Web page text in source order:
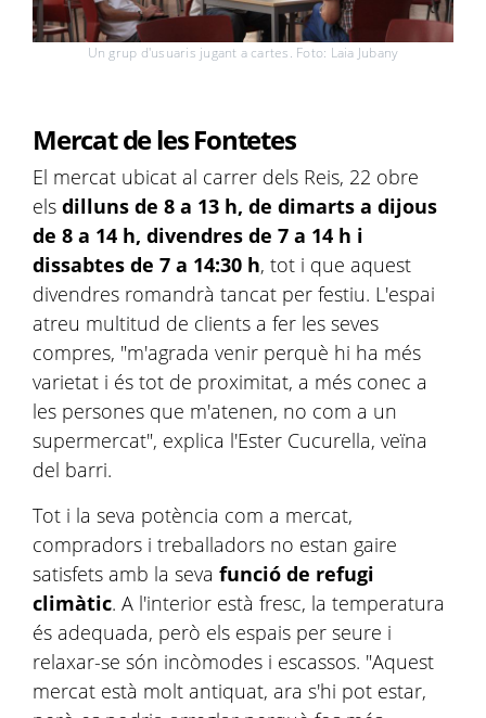
Un grup d'usuaris jugant a cartes. Foto: Laia Jubany
Mercat de les Fontetes
El mercat ubicat al carrer dels Reis, 22 obre
els dilluns de 8 a 13 h, de dimarts a dijous
de 8 a 14 h, divendres de 7 a 14 h i
dissabtes de 7 a 14:30 h, tot i que aquest
divendres romandrà tancat per festiu. L'espai
atreu multitud de clients a fer les seves
compres, "m'agrada venir perquè hi ha més
varietat i és tot de proximitat, a més conec a
les persones que m'atenen, no com a un
supermercat", explica l'Ester Cucurella, veïna
del barri.
Tot i la seva potència com a mercat,
compradors i treballadors no estan gaire
satisfets amb la seva funció de refugi
climàtic. A l'interior està fresc, la temperatura
és adequada, però els espais per seure i
relaxar-se són incòmodes i escassos. "Aquest
mercat està molt antiquat, ara s'hi pot estar,